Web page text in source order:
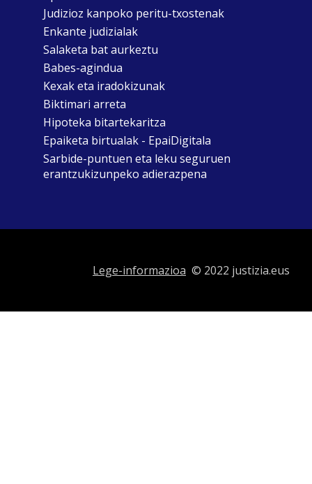
Judizioz kanpoko peritu-txostenak
Enkante judizialak
Salaketa bat aurkeztu
Babes-agindua
Kexak eta iradokizunak
Biktimari arreta
Hipoteka bitartekaritza
Epaiketa birtualak - EpaiDigitala
Sarbide-puntuen eta leku seguruen
erantzukizunpeko adierazpena
Lege-informazioa © 2022 justizia.eus